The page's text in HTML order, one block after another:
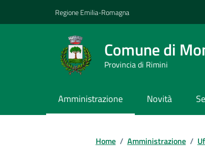
Regione Emilia-Romagna
Comune di
Provincia di Rimini
Amministrazione Novità
Home / Amministrazione /